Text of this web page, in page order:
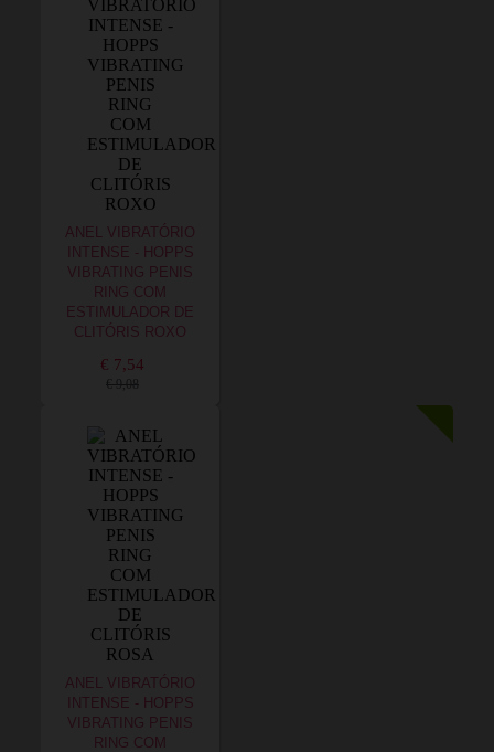
ANEL VIBRATÓRIO
INTENSE - HOPPS
VIBRATING PENIS
RING COM
ESTIMULADOR DE
CLITÓRIS ROXO
€ 7,54
€ 9,08
ANEL VIBRATÓRIO
INTENSE - HOPPS
VIBRATING PENIS
RING COM